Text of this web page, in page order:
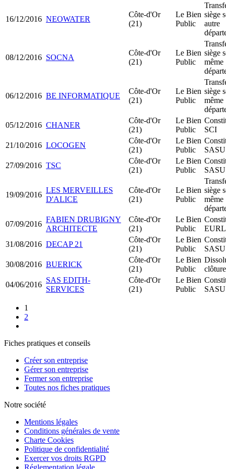
16/12/2016 NEOWATER
Côte-d'Or
(21)
Le Bien
Public
siège
autre
08/12/2016 SOCNA
Côte-d'Or
(21)
Le Bien
Public
siège
même
06/12/2016 BE INFORMATIQUE
Côte-d'Or
(21)
Le Bien
Public
siège
même
05/12/2016 CHANER
Côte-d'Or
(21)
Le Bien
Public
SCI
21/10/2016 LOCOGEN
Côte-d'Or
(21)
Le Bien
Public
SASU
27/09/2016 TSC
Côte-d'Or
(21)
Le Bien
Public
SASU
19/09/2016
LES MERVEILLES
D'ALICE
Côte-d'Or
(21)
Le Bien
Public
siège
même
07/09/2016
FABIEN DRUBIGNY
ARCHITECTE
Côte-d'Or
(21)
Le Bien
Public
EURL
31/08/2016 DECAP 21
Côte-d'Or
(21)
Le Bien
Public
SASU
30/08/2016 BUERICK
Côte-d'Or
(21)
Le Bien
Public
clôture
04/06/2016
SAS EDITH-
SERVICES
Côte-d'Or
(21)
Le Bien
Public
SASU
1
2
Fiches pratiques et conseils
Créer son entreprise
Gérer son entreprise
Fermer son entreprise
Toutes nos fiches pratiques
Notre société
Mentions légales
Conditions générales de vente
Charte Cookies
Politique de confidentialité
Exercer vos droits RGPD
Réglementation légale